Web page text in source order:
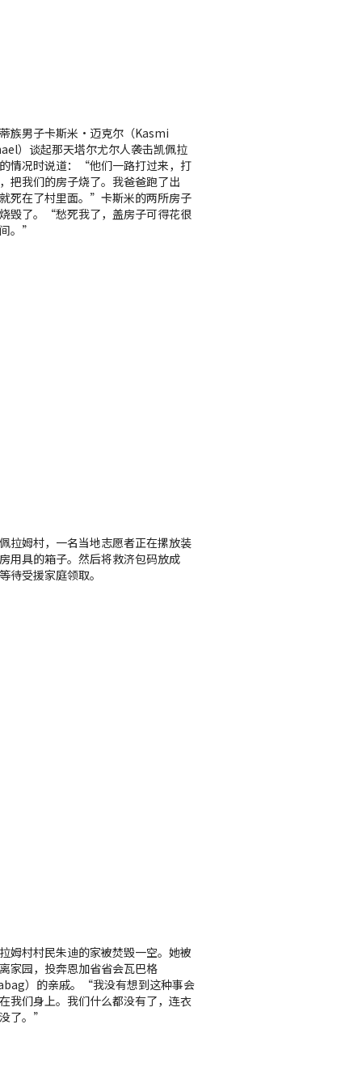
族男子卡斯米·迈克尔（Kasmi
）谈起那天塔尔尤尔人袭击凯佩拉
情况时说道：“他们一路打过来，打
把我们的房子烧了。我爸爸跑了出
死在了村里面。”卡斯米的两所房子
毁了。“愁死我了，盖房子可得花很
。”
拉姆村，一名当地志愿者正在摞放装
用具的箱子。然后将救济包码放成
待受援家庭领取。
姆村村民朱迪的家被焚毁一空。她被
家园，投奔恩加省省会瓦巴格
）的亲戚。“我没有想到这种事会
我们身上。我们什么都没有了，连衣
了。”